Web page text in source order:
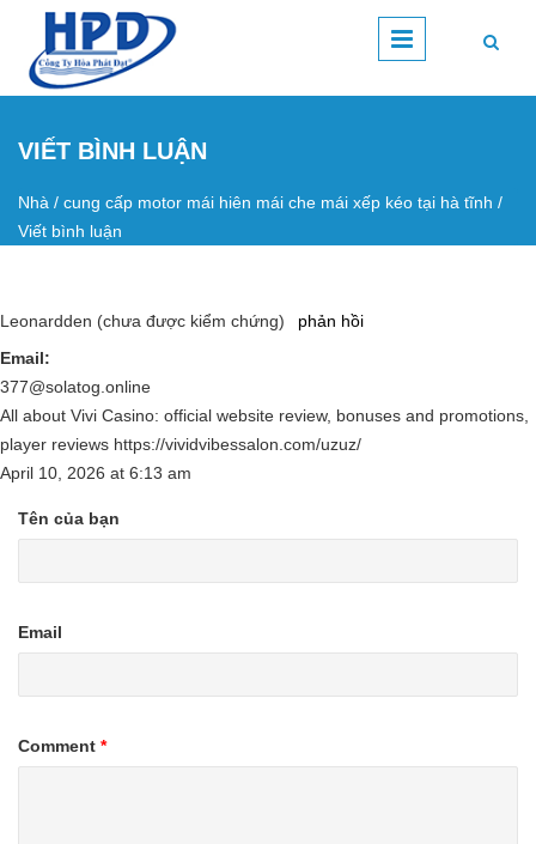
Nhảy đến nội dung
VIẾT BÌNH LUẬN
Bạn đang ở đây
Nhà / cung cấp motor mái hiên mái che mái xếp kéo tại hà tĩnh /
Viết bình luận
Leonardden (chưa được kiểm chứng)
phản hồi
Email:
377@solatog.online
All about Vivi Casino: official website review, bonuses and promotions,
player reviews https://vividvibessalon.com/uzuz/
April 10, 2026 at 6:13 am
Tên của bạn
Email
Comment *